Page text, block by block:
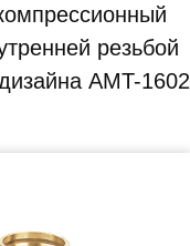
резьбой
AMT-1602